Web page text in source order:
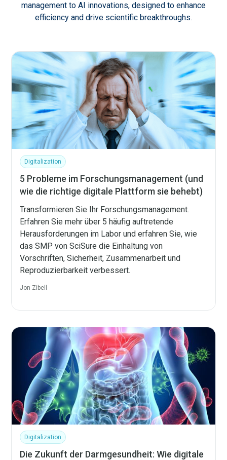
management to AI innovations, designed to enhance
efficiency and drive scientific breakthroughs.
Digitalization
5 Probleme im Forschungsmanagement (und
wie die richtige digitale Plattform sie behebt)
Transformieren Sie Ihr Forschungsmanagement.
Erfahren Sie mehr über 5 häufig auftretende
Herausforderungen im Labor und erfahren Sie, wie
das SMP von SciSure die Einhaltung von
Vorschriften, Sicherheit, Zusammenarbeit und
Reproduzierbarkeit verbessert.
Jon Zibell
Digitalization
Die Zukunft der Darmgesundheit: Wie digitale